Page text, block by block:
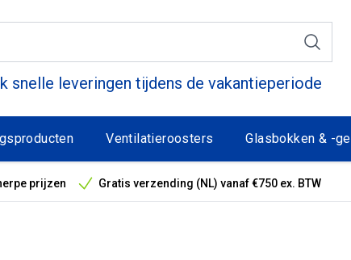
snelle leveringen tijdens de vakantieperiode
Ventilatieroosters Glasbokken & -
prijzen
Gratis verzending (NL) vanaf €750 ex. BTW